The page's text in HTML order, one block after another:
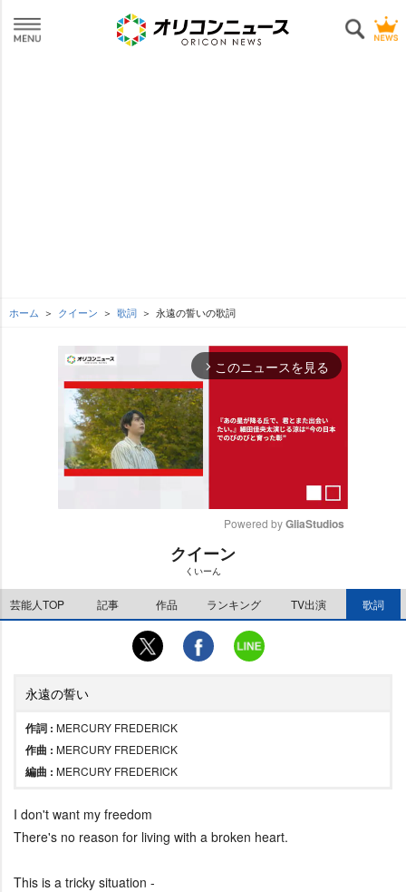
ホーム クイーン 歌詞 永遠の誓いの歌詞
arrow_forward_ios このニュースを見る
Powered by GliaStudios
クイーン
くいーん
芸能人TOP 記事 作品 ランキング TV出演 歌詞
永遠の誓い
作詞 : MERCURY FREDERICK
作曲 : MERCURY FREDERICK
編曲 : MERCURY FREDERICK
I don't want my freedom
There's no reason for living with a broken heart.
This is a tricky situation -